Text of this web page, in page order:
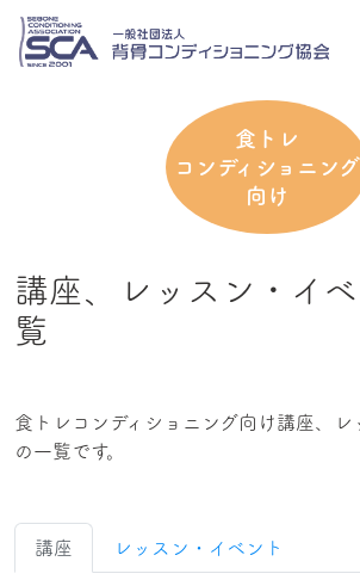
食トレ
コンディショニング
向け
講座、レッスン・イ
覧
食トレコンディショニング向け講座、レ
の一覧です。
講座 レッスン・イベント